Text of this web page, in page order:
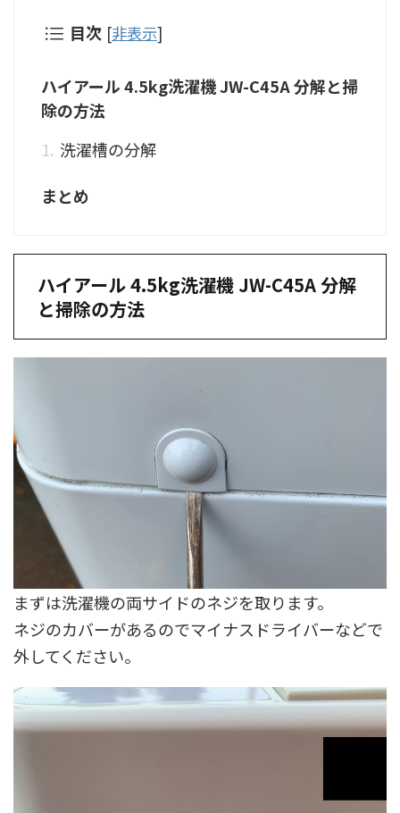
目次 [非表示]
ハイアール 4.5kg洗濯機 JW-C45A 分解と掃
除の方法
洗濯槽の分解
まとめ
ハイアール 4.5kg洗濯機 JW-C45A 分解
と掃除の方法
まずは洗濯機の両サイドのネジを取ります。
ネジのカバーがあるのでマイナスドライバーなどで
外してください。